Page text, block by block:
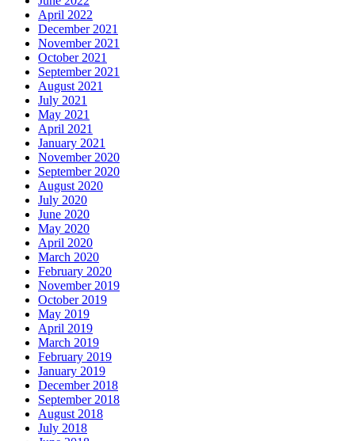
April 2022
December 2021
November 2021
October 2021
September 2021
August 2021
July 2021
May 2021
April 2021
January 2021
November 2020
September 2020
August 2020
July 2020
June 2020
May 2020
April 2020
March 2020
February 2020
November 2019
October 2019
May 2019
April 2019
March 2019
February 2019
January 2019
December 2018
September 2018
August 2018
July 2018